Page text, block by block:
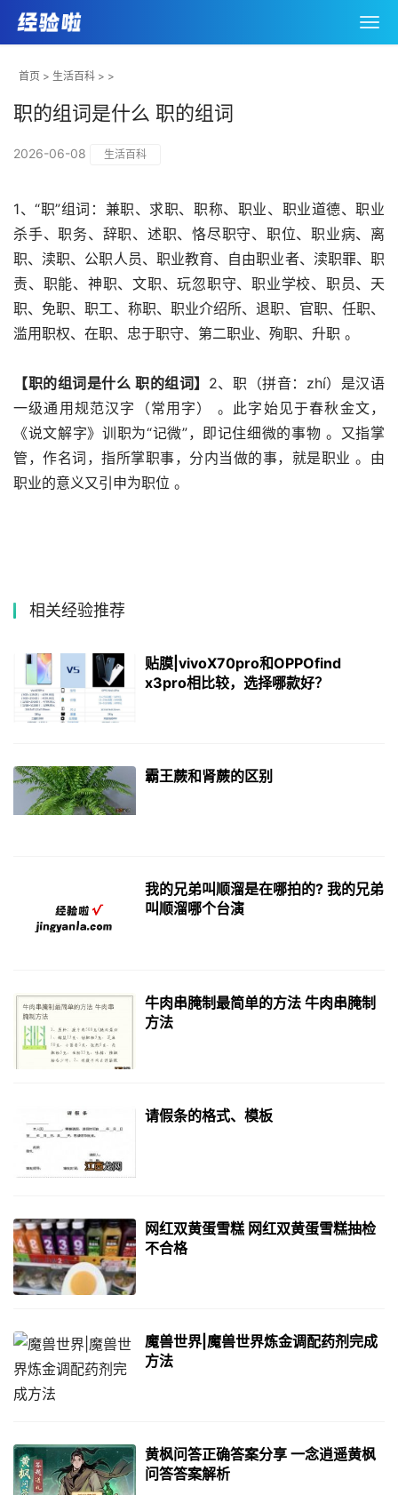
首页 > 生活百科 > >
职的组词是什么 职的组词
2026-06-08 生活百科
1、“职”组词：兼职、求职、职称、职业、职业道德、职业
杀手、职务、辞职、述职、恪尽职守、职位、职业病、离
职、渎职、公职人员、职业教育、自由职业者、渎职罪、职
责、职能、神职、文职、玩忽职守、职业学校、职员、天
职、免职、职工、称职、职业介绍所、退职、官职、任职、
滥用职权、在职、忠于职守、第二职业、殉职、升职 。
【职的组词是什么 职的组词】 2、职（拼音：zhí）是汉语
一级通用规范汉字（常用字） 。此字始见于春秋金文，
《说文解字》训职为“记微”，即记住细微的事物 。又指掌
管，作名词，指所掌职事，分内当做的事，就是职业 。由
职业的意义又引申为职位 。
相关经验推荐
贴膜|vivoX70pro和OPPOfind
x3pro相比较，选择哪款好？
霸王蕨和肾蕨的区别
我的兄弟叫顺溜是在哪拍的? 我的兄弟
叫顺溜哪个台演
牛肉串腌制最简单的方法 牛肉串腌制
方法
请假条的格式、模板
网红双黄蛋雪糕 网红双黄蛋雪糕抽检
不合格
魔兽世界|魔兽世界炼金调配药剂完成
方法
黄枫问答正确答案分享 一念逍遥黄枫
问答答案解析